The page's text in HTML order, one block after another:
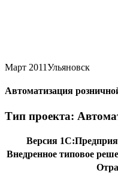
Март 2011Ульяновск
Автоматизация
Тип проекта:
Версия
Внедренное типовое